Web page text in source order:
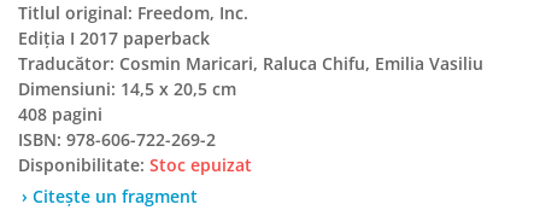
Titlul original: Freedom, Inc.
Ediția I 2017 paperback
Traducător: Cosmin Maricari, Raluca Chifu, Emilia Vasiliu
Dimensiuni: 14,5 x 20,5 cm
408 pagini
ISBN: 978-606-722-269-2
Disponibilitate: Stoc epuizat
› Citește un fragment